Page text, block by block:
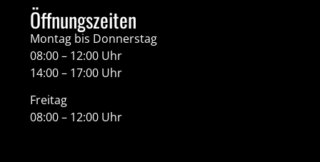
Öffnungszeiten
Montag bis Donnerstag
08:00 – 12:00 Uhr
14:00 – 17:00 Uhr
Freitag
08:00 – 12:00 Uhr